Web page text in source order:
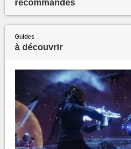
recommandés
Guides
à découvrir